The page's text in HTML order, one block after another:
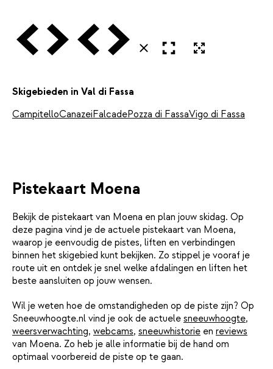
Vorige VolgendeVorige Volgende
SluitenOpen in volledig scherm
Skigebieden in Val di Fassa
CampitelloCanazeiFalcadePozza di FassaVigo di Fassa
Pistekaart Moena
Bekijk de pistekaart van Moena en plan jouw skidag. Op
deze pagina vind je de actuele pistekaart van Moena,
waarop je eenvoudig de pistes, liften en verbindingen
binnen het skigebied kunt bekijken. Zo stippel je vooraf je
route uit en ontdek je snel welke afdalingen en liften het
beste aansluiten op jouw wensen.
Wil je weten hoe de omstandigheden op de piste zijn? Op
Sneeuwhoogte.nl vind je ook de actuele sneeuwhoogte,
weersverwachting, webcams, sneeuwhistorie en reviews
van Moena. Zo heb je alle informatie bij de hand om
optimaal voorbereid de piste op te gaan.